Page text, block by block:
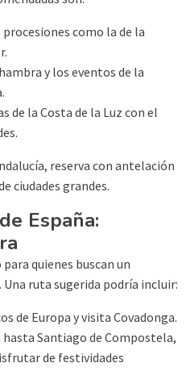
como la de la
y los eventos de la
de la Costa de la Luz con el
reserva con antelación
ciudades grandes.
España:
quienes buscan un
ruta sugerida podría incluir:
de Europa y visita Covadonga.
hasta Santiago de Compostela,
de festividades